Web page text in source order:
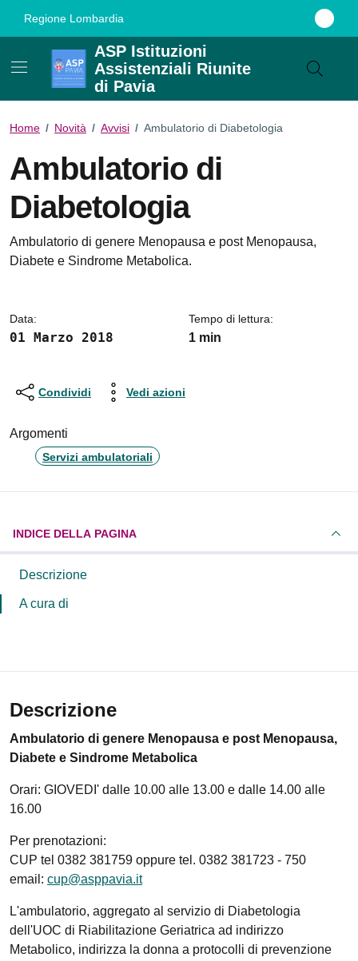
Regione Lombardia
ASP Istituzioni
Assistenziali Riunite
di Pavia
Home / Novità / Avvisi / Ambulatorio di Diabetologia
Ambulatorio di
Diabetologia
Dettagli della notizia
Ambulatorio di genere Menopausa e post Menopausa,
Diabete e Sindrome Metabolica.
Data:
01 Marzo 2018
Tempo di lettura:
1 min
Condividi Vedi azioni
Argomenti
Servizi ambulatoriali
INDICE DELLA PAGINA
Descrizione
A cura di
Descrizione
Ambulatorio di genere Menopausa e post Menopausa,
Diabete e Sindrome Metabolica
Orari: GIOVEDI' dalle 10.00 alle 13.00 e dalle 14.00 alle
16.00
Per prenotazioni:
CUP tel 0382 381759 oppure tel. 0382 381723 - 750
email: cup@asppavia.it
L'ambulatorio, aggregato al servizio di Diabetologia
dell'UOC di Riabilitazione Geriatrica ad indirizzo
Metabolico, indirizza la donna a protocolli di prevenzione